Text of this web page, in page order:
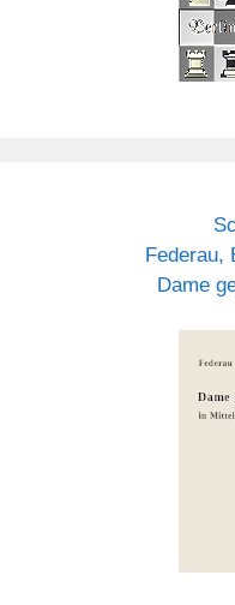
Federau,
Dame